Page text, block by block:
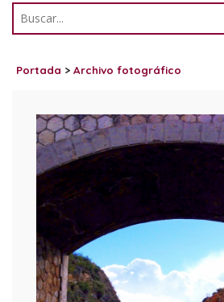
Portada > Archivo fotográfico